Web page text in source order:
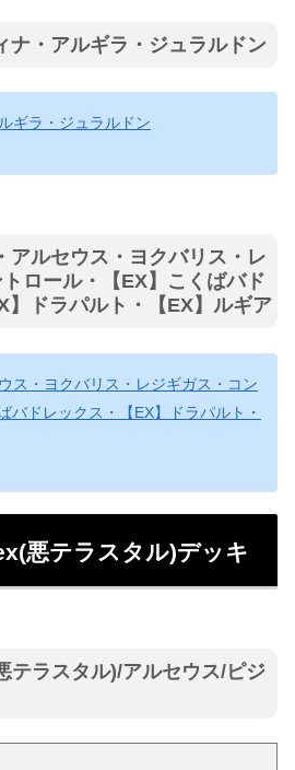
ナ・アルギラ・ジュラルドン
ギラ・ジュラルドン
アルセウス・ヨクバリス・レ
ロール・【EX】こくばバド
】ドラパルト・【EX】ルギア
ス・ヨクバリス・レジギガス・コン
バドレックス・【EX】ドラパルト・
悪テラスタル)デッキ
テラスタル)/アルセウス/ピジ